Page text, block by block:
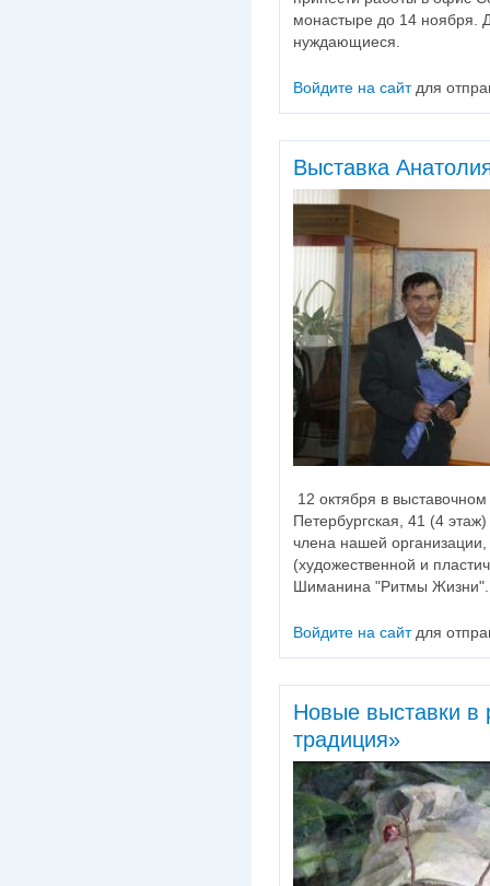
монастыре до 14 ноября.
нуждающиеся.
Войдите на сайтдля
Выставка
12 октября в
Петербургская, 41 (4
члена нашей
(художественной и
Шиманина "Ритмы Жизни".
Войдите на сайтдля
Новые выставки
традиция»